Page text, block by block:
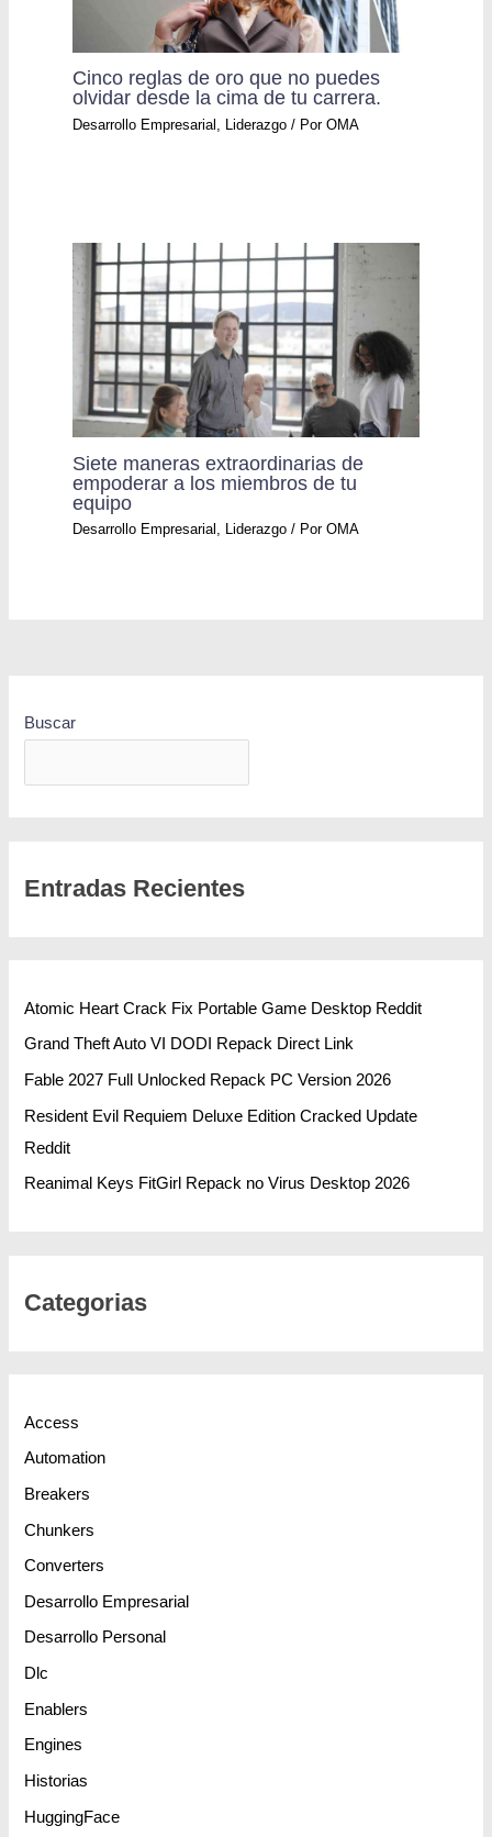
Cinco reglas de oro que no puedes
olvidar desde la cima de tu carrera.
Desarrollo Empresarial Liderazgo / PorOMA
Siete maneras extraordinarias de
empoderar a los miembros de tu
equipo
Desarrollo Empresarial , Liderazgo / PorOMA
Buscar
Entradas Recientes
Atomic Heart Crack Fix Portable Game Desktop Reddit
Grand Theft Auto VI DODI Repack Direct Link
Fable 2027 Full Unlocked Repack PC Version 2026
Resident Evil Requiem Deluxe Edition Cracked Update
Reddit
Reanimal Keys FitGirl Repack no Virus Desktop 2026
Categorias
Access
Automation
Breakers
Chunkers
Converters
Desarrollo Empresarial
Desarrollo Personal
Dlc
Enablers
Engines
Historias
HuggingFace